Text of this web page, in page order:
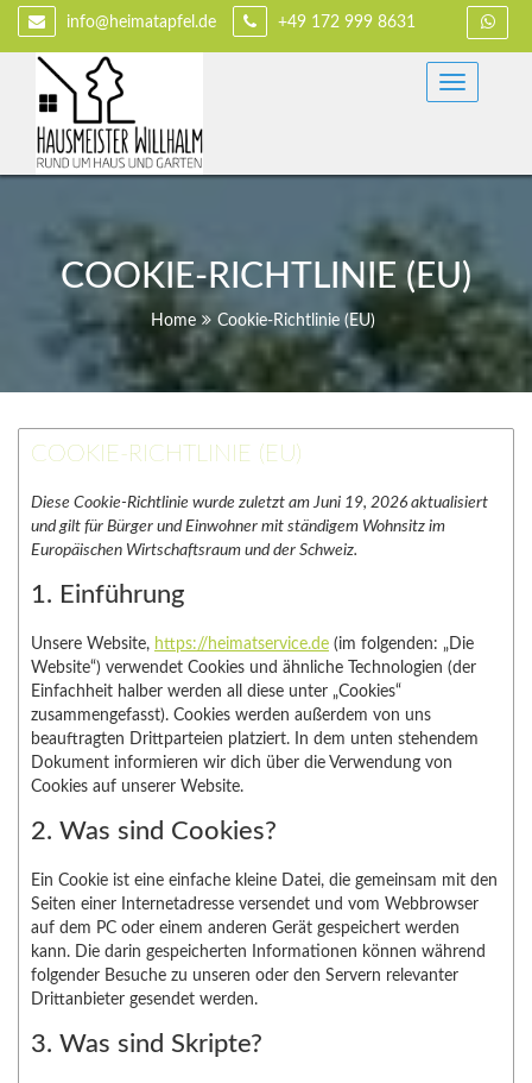
Skip
content
info@heimatapfel.de +49 172 999 8631
WILLHALM
COOKIE-RICHTLINIE (EU)
Home Cookie-Richtlinie (EU)
COOKIE-RICHTLINIE (EU)
Diese Cookie-Richtlinie wurde zuletzt am Juni 19, 2026 aktualisiert
und gilt für Bürger und Einwohner mit ständigem Wohnsitz im
Europäischen Wirtschaftsraum und der Schweiz.
1. Einführung
Unsere Website, https://heimatservice.de (im folgenden: „Die
Website“) verwendet Cookies und ähnliche Technologien (der
Einfachheit halber werden all diese unter „Cookies“
zusammengefasst). Cookies werden außerdem von uns
beauftragten Drittparteien platziert. In dem unten stehendem
Dokument informieren wir dich über die Verwendung von
Cookies auf unserer Website.
2. Was sind Cookies?
Ein Cookie ist eine einfache kleine Datei, die gemeinsam mit den
Seiten einer Internetadresse versendet und vom Webbrowser
auf dem PC oder einem anderen Gerät gespeichert werden
kann. Die darin gespeicherten Informationen können während
folgender Besuche zu unseren oder den Servern relevanter
Drittanbieter gesendet werden.
3. Was sind Skripte?